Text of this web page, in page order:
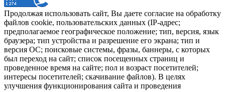
Продолжая использовать сайт, Вы даете согласие на обработку
файлов cookie, пользовательских данных (IP-адрес;
предполагаемое географическое положение; тип, версия, язык
браузера; тип устройства и разрешение его экрана; тип и
версия ОС; поисковые системы, фразы, баннеры, с которых
был переход на сайт; список посещенных страниц и
проведенное время на сайте; пол и возраст посетителей;
интересы посетителей; скачивание файлов). В целях
улучшения функционирования сайта и проведения